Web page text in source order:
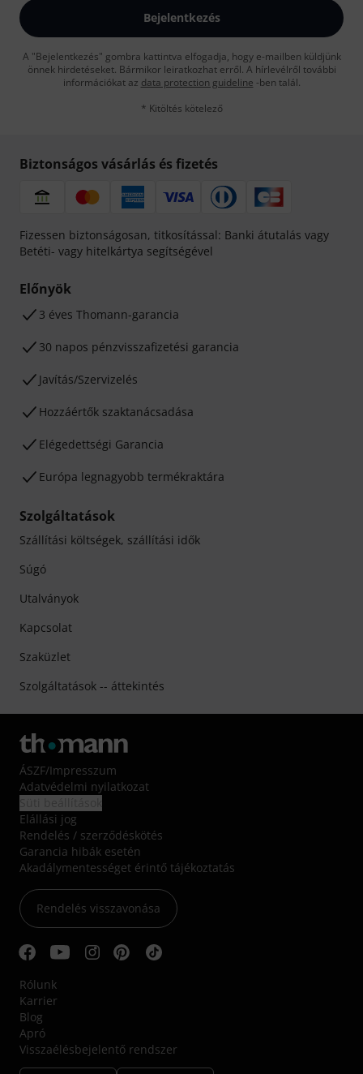
Bejelentkezés
A "Bejelentkezés" gombra kattintva elfogadja, hogy e-mailben küldjünk
önnek hirdetéseket. Bármikor leiratkozhat erről. A hírlevélről további
információkat az data protection guideline -ben talál.
* Kitöltés kötelező
Biztonságos vásárlás és fizetés
Fizessen biztonságosan, titkosítással: Banki átutalás vagy
Betéti- vagy hitelkártya segítségével
Előnyök
3 éves Thomann-garancia
30 napos pénzvisszafizetési garancia
Javítás/Szervizelés
Hozzáértők szaktanácsadása
Elégedettségi Garancia
Európa legnagyobb termékraktára
Szolgáltatások
Szállítási költségek, szállítási idők
Súgó
Utalványok
Kapcsolat
Szaküzlet
Szolgáltatások -- áttekintés
ÁSZF/Impresszum
Adatvédelmi nyilatkozat
Elállási jog
Rendelés / szerződéskötés
Garancia hibák esetén
Akadálymentességet érintő tájékoztatás
Rendelés visszavonása
Rólunk
Karrier
Blog
Apró
Visszaélésbejelentő rendszer